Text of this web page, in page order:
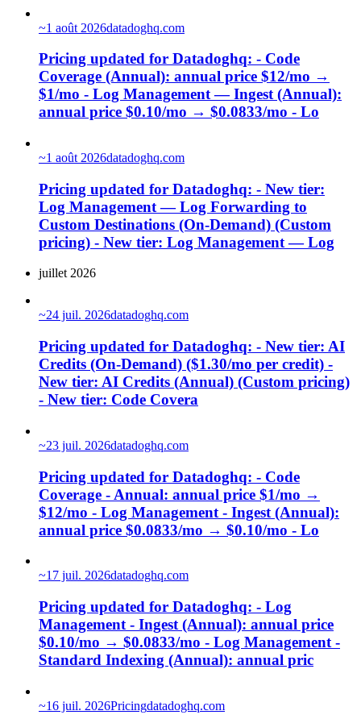
~1 août 2026datadoghq.com
Pricing updated for Datadoghq: - Code
Coverage (Annual): annual price $12/mo →
$1/mo - Log Management — Ingest (Annual):
annual price $0.10/mo → $0.0833/mo - Lo
~1 août 2026datadoghq.com
Pricing updated for Datadoghq: - New tier:
Log Management — Log Forwarding to
Custom Destinations (On-Demand) (Custom
pricing) - New tier: Log Management — Log
juillet 2026
~24 juil. 2026datadoghq.com
Pricing updated for Datadoghq: - New tier: AI
Credits (On-Demand) ($1.30/mo per credit) -
New tier: AI Credits (Annual) (Custom pricing)
- New tier: Code Covera
~23 juil. 2026datadoghq.com
Pricing updated for Datadoghq: - Code
Coverage - Annual: annual price $1/mo →
$12/mo - Log Management - Ingest (Annual):
annual price $0.0833/mo → $0.10/mo - Lo
~17 juil. 2026datadoghq.com
Pricing updated for Datadoghq: - Log
Management - Ingest (Annual): annual price
$0.10/mo → $0.0833/mo - Log Management -
Standard Indexing (Annual): annual pric
~16 juil. 2026Pricingdatadoghq.com